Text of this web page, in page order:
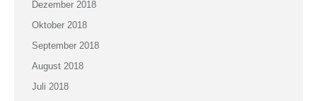
Dezember 2018
Oktober 2018
September 2018
August 2018
Juli 2018